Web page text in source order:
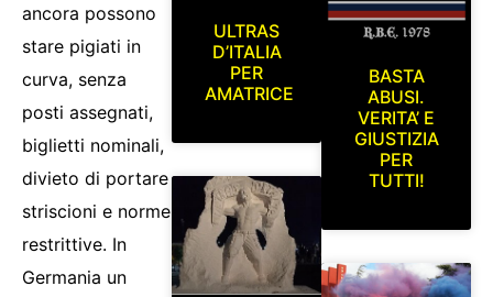
ancora possono
stare pigiati in
curva, senza
posti assegnati,
biglietti nominali,
divieto di portare
striscioni e norme
restrittive. In
Germania un
ULTRAS
D’ITALIA
PER
AMATRICE
BASTA
ABUSI.
VERITA’ E
GIUSTIZIA
PER
TUTTI!